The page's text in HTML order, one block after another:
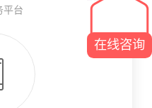
平台
在线咨询